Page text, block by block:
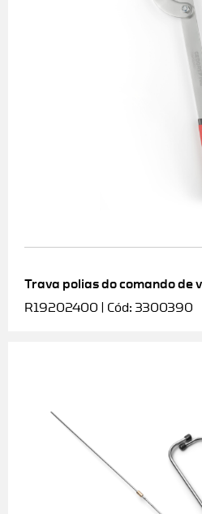
Trava polias do comando de
R19202400 | Cód: 3300390